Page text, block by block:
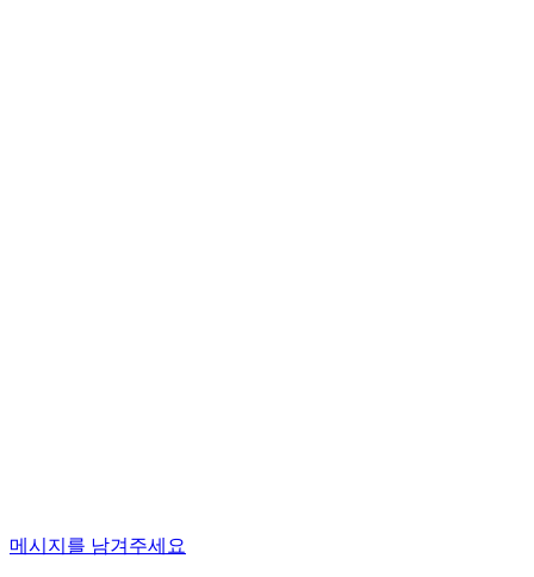
메시지를 남겨주세요